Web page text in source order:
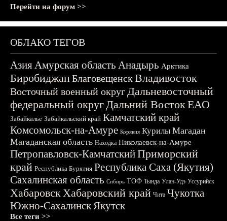
Перейти на форум >>
ОБЛАКО ТЕГОВ
АзияАмурская область Анадырь Арктика
БиробиджанБлаговещенскВладивосток
Восточный военный округДальневосточный
федеральный округДальний ВостокЕАО
Забайкалье Забайкальский край Камчатский край
Комсомольск-на-Амуре Корякия Курилы Магадан
Магаданская область Находка Николаевск-на-Амуре
Петропавловск-КамчатскийПриморский
край Республика Бурятия Республика Саха (Якутия)
Сахалинская область Сибирь ТОФ Тында Улан-Удэ Уссурийск
ХабаровскХабаровский край Чита Чукотка
Южно-СахалинскЯкутск
Все теги >>